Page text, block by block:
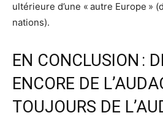
ultérieure d’une « autre Europe »
nations).
EN CONCLUSION :
ENCORE DE
TOUJOURS DE